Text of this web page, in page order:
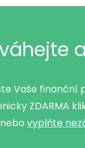
Vaše finanční
ZDARMA
vyplňte